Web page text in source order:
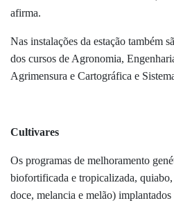
afirma.
Nas instalações da estação também
dos cursos de Agronomia,
Agrimensura e Cartográfica e
Cultivares
Os programas de melhoramento
biofortificada e tropicalizada,
doce, melancia e melão)